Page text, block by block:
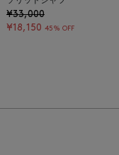
¥33,000
¥18,150 45% OFF